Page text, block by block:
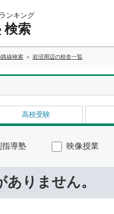
ンキング
検索
線検索 岩沼周辺の校舎一覧
高校受験
指導塾 映像授業
りません。